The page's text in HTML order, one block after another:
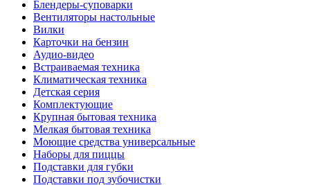
Блендеры-суповарки
Вентиляторы настольные
Вилки
Карточки на бензин
Аудио-видео
Встраиваемая техника
Климатическая техника
Детская серия
Комплектующие
Крупная бытовая техника
Мелкая бытовая техника
Моющие средства универсальные
Наборы для пиццы
Подставки для губки
Подставки под зубочистки